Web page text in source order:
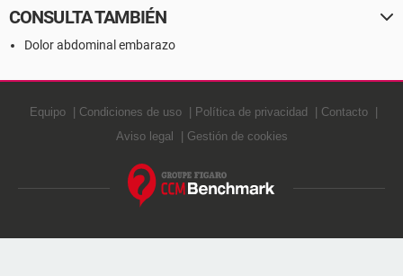
CONSULTA TAMBIÉN
Dolor abdominal embarazo
Equipo Condiciones de uso Política de privacidad
Contacto
Aviso legal
Gestión de cookies